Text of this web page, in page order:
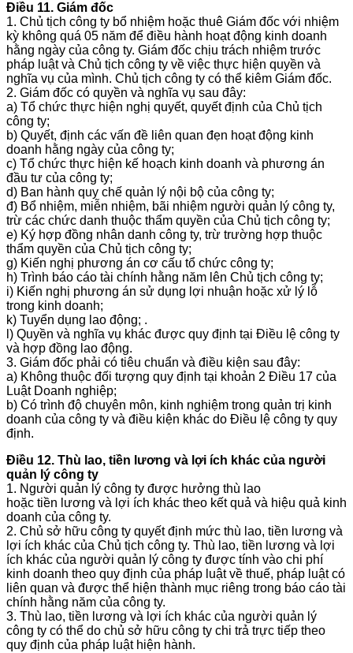
Điều 11. Giám đốc
1. Chủ tịch công ty bổ nhiệm hoặc thuê Giám đốc với nhiệm
kỳ không quá 05 năm để điều hành hoạt động kinh doanh
hằng ngày của công ty. Giám đốc chịu trách nhiệm trước
pháp luật và Chủ tịch công ty về việc thực hiện quyền và
nghĩa vụ của mình. Chủ tịch công ty có thể kiêm Giám đốc.
2. Giám đốc có quyền và nghĩa vụ sau đây:
a) Tổ chức thực hiện nghị quyết, quyết định của Chủ tịch
công ty;
b) Quyết, định các vấn đề liên quan đẹn hoạt động kinh
doanh hằng ngày của công ty;
c) Tổ chức thực hiện kế hoạch kinh doanh và phương án
đầu tư của công ty;
d) Ban hành quy chế quản lý nội bộ của công ty;
đ) Bổ nhiệm, miễn nhiệm, bãi nhiệm người quản lý công ty,
trừ các chức danh thuộc thẩm quyền của Chủ tịch công ty;
e) Ký hợp đồng nhân danh công ty, trừ trường hợp thuộc
thẩm quyền của Chủ tịch công ty;
g) Kiến nghị phương án cơ cấu tổ chức công ty;
h) Trình báo cáo tài chính hằng năm lên Chủ tịch công ty;
i) Kiến nghị phương án sử dụng lợi nhuận hoặc xử lý lỗ
trong kinh doanh;
k) Tuyển dụng lao động; .
l) Quyền và nghĩa vụ khác được quy định tại Điều lệ công ty
và hợp đồng lao động.
3. Giám đốc phải có tiêu chuẩn và điều kiện sau đây:
a) Không thuộc đối tượng quy định tại khoản 2 Điều 17 của
Luật Doanh nghiệp;
b) Có trình độ chuyên môn, kinh nghiệm trong quản trị kinh
doanh của công ty và điều kiện khác do Điều lệ công ty quy
định.
Điều 12. Thù lao, tiền lương và lợi ích khác của người
quản lý công ty
1. Người quản lý công ty được hưởng thù lao
hoặc tiền lương và lợi ích khác theo kết quả và hiệu quả kinh
doanh của công ty.
2. Chủ sở hữu công ty quyết định mức thù lao, tiền lương và
lợi ích khác của Chủ tịch công ty. Thù lao, tiền lương và lợi
ích khác của người quản lý công ty được tính vào chi phí
kinh doanh theo quy định của pháp luật về thuế, pháp luật có
liên quan và được thể hiện thành mục riêng trong báo cáo tài
chính hằng năm của công ty.
3. Thù lao, tiền lương và lợi ích khác của người quản lý
công ty có thể do chủ sở hữu công ty chi trả trực tiếp theo
quy định của pháp luật hiện hành.